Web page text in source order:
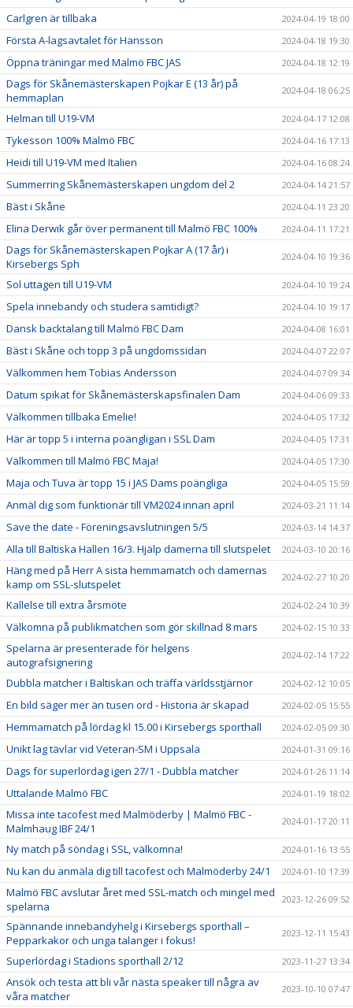
Carlgren är tillbaka 2024-04-19 18:00
Första A-lagsavtalet för Hansson 2024-04-18 19:30
Öppna träningar med Malmö FBC JAS 2024-04-18 12:19
Dags för Skånemästerskapen Pojkar E (13 år) på
hemmaplan
2024-04-18 06:25
Helman till U19-VM 2024-04-17 12:08
Tykesson 100% Malmö FBC 2024-04-16 17:13
Heidi till U19-VM med Italien 2024-04-16 08:24
Summerring Skånemästerskapen ungdom del 2 2024-04-14 21:57
Bäst i Skåne 2024-04-11 23:20
Elina Derwik går över permanent till Malmö FBC 100% 2024-04-11 17:21
Dags för Skånemästerskapen Pojkar A (17 år) i
Kirsebergs Sph
2024-04-10 19:36
Sol uttagen till U19-VM 2024-04-10 19:24
Spela innebandy och studera samtidigt? 2024-04-10 19:17
Dansk backtalang till Malmö FBC Dam 2024-04-08 16:01
Bäst i Skåne och topp 3 på ungdomssidan 2024-04-07 22:07
Välkommen hem Tobias Andersson 2024-04-07 09:34
Datum spikat för Skånemästerskapsfinalen Dam 2024-04-06 09:33
Välkommen tillbaka Emelie! 2024-04-05 17:32
Här är topp 5 i interna poängligan i SSL Dam 2024-04-05 17:31
Välkommen till Malmö FBC Maja! 2024-04-05 17:30
Maja och Tuva är topp 15 i JAS Dams poängliga 2024-04-05 15:59
Anmäl dig som funktionär till VM2024 innan april 2024-03-21 11:14
Save the date - Föreningsavslutningen 5/5 2024-03-14 14:37
Alla till Baltiska Hallen 16/3. Hjälp damerna till slutspelet 2024-03-10 20:16
Häng med på Herr A sista hemmamatch och damernas
kamp om SSL-slutspelet
2024-02-27 10:20
Kallelse till extra årsmöte 2024-02-24 10:39
Välkomna på publikmatchen som gör skillnad 8 mars 2024-02-15 10:33
Spelarna är presenterade för helgens
autografsignering
2024-02-14 17:22
Dubbla matcher i Baltiskan och träffa världsstjärnor 2024-02-12 10:05
En bild säger mer än tusen ord - Historia är skapad 2024-02-05 15:55
Hemmamatch på lördag kl 15.00 i Kirsebergs sporthall 2024-02-05 09:30
Unikt lag tävlar vid Veteran-SM i Uppsala 2024-01-31 09:16
Dags för superlördag igen 27/1 - Dubbla matcher 2024-01-26 11:14
Uttalande Malmö FBC 2024-01-19 18:02
Missa inte tacofest med Malmöderby | Malmö FBC -
Malmhaug IBF 24/1
2024-01-17 20:11
Ny match på söndag i SSL, välkomna! 2024-01-16 13:55
Nu kan du anmäla dig till tacofest och Malmöderby 24/1 2024-01-10 17:39
Malmö FBC avslutar året med SSL-match och mingel med
spelarna
2023-12-26 09:52
Spännande innebandyhelg i Kirsebergs sporthall –
Pepparkakor och unga talanger i fokus!
2023-12-11 15:43
Superlördag i Stadions sporthall 2/12 2023-11-27 13:34
Ansök och testa att bli vår nästa speaker till några av
våra matcher
2023-10-10 07:47